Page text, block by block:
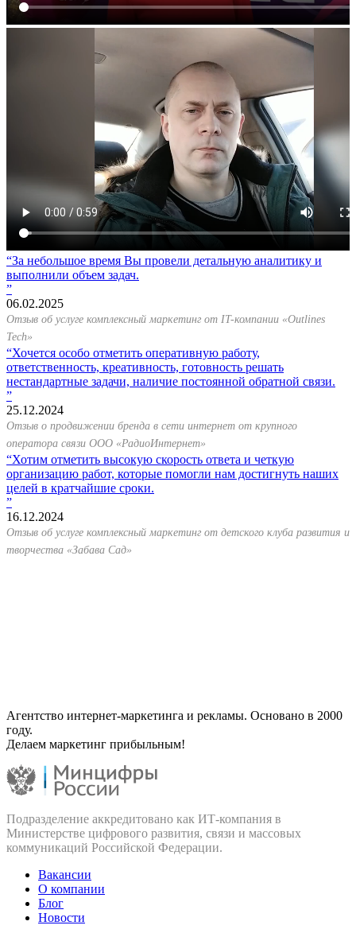
За небольшое время Вы провели детальную аналитику и
выполнили объем задач.
06.02.2025
Отзыв об услуге комплексный маркетинг от IT-компании «Outlines
Tech»
Хочется особо отметить оперативную работу,
ответственность, креативность, готовность решать
нестандартные задачи, наличие постоянной обратной связи.
25.12.2024
Отзыв о продвижении бренда в сети интернет от крупного
оператора связи ООО «РадиоИнтернет»
Хотим отметить высокую скорость ответа и четкую
организацию работ, которые помогли нам достигнуть наших
целей в кратчайшие сроки.
16.12.2024
Отзыв об услуге комплексный маркетинг от детского клуба развития и
творчества «Забава Сад»
Агентство интернет-маркетинга и рекламы. Основано в 2000
году.
Делаем маркетинг прибыльным!
Подразделение аккредитовано как ИТ‑компания в
Министерстве цифрового развития, связи и массовых
коммуникаций Российской Федерации.
Вакансии
О компании
Блог
Новости